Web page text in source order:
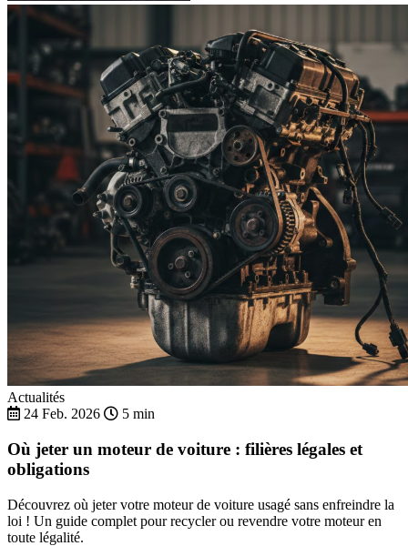
Actualités
24 Feb. 2026
5 min
Où jeter un moteur de voiture : filières légales et
obligations
Découvrez où jeter votre moteur de voiture usagé sans enfreindre la
loi ! Un guide complet pour recycler ou revendre votre moteur en
toute légalité.